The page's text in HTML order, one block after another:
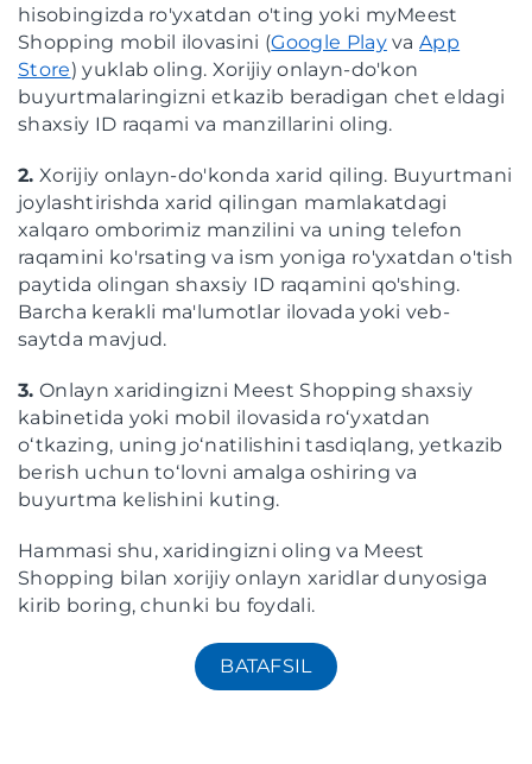
hisobingizda ro'yxatdan o'ting yoki myMeest
Shopping mobil ilovasini (Google PlayvaApp
Store) yuklab oling. Xorijiy onlayn-do'kon
buyurtmalaringizni etkazib beradigan chet eldagi
shaxsiy ID raqami va manzillarini oling.
2. Xorijiy onlayn-do'konda xarid qiling. Buyurtmani
joylashtirishda xarid qilingan mamlakatdagi
xalqaro omborimiz manzilini va uning telefon
raqamini ko'rsating va ism yoniga ro'yxatdan o'tish
paytida olingan shaxsiy ID raqamini qo'shing.
Barcha kerakli ma'lumotlar ilovada yoki veb-
saytda mavjud.
3. Onlayn xaridingizni Meest Shopping shaxsiy
kabinetida yoki mobil ilovasida roʻyxatdan
oʻtkazing, uning joʻnatilishini tasdiqlang, yetkazib
berish uchun toʻlovni amalga oshiring va
buyurtma kelishini kuting.
Hammasi shu, xaridingizni oling va Meest
Shopping bilan xorijiy onlayn xaridlar dunyosiga
kirib boring, chunki bu foydali.
BATAFSIL